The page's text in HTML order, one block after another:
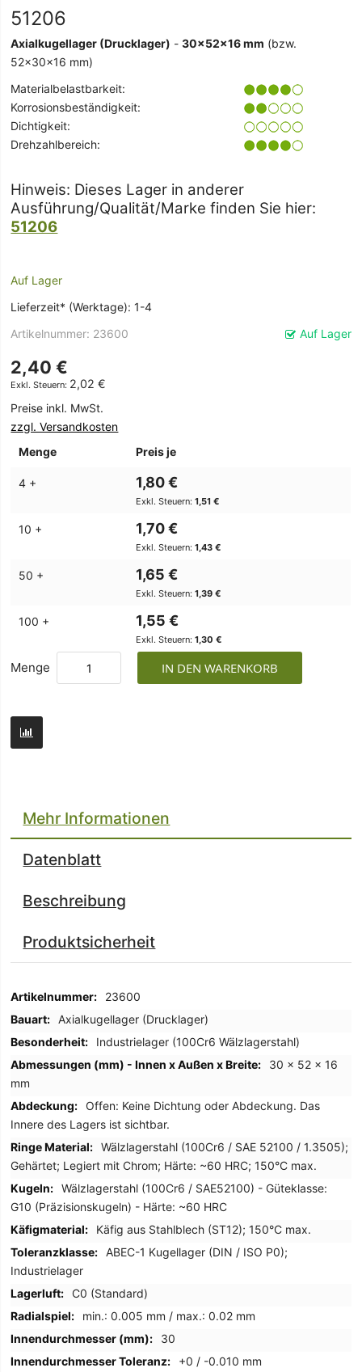
51206
Axialkugellager (Drucklager) -30x52x16 mm (bzw.
52x30x16 mm)
Materialbelastbarkeit:
Korrosionsbeständigkeit:
Dichtigkeit:
Drehzahlbereich:
Hinweis: Dieses Lager in anderer
Ausführung/Qualität/Marke finden Sie hier:
51206
Auf Lager
Lieferzeit* (Werktage): 1-4
Auf Lager
Artikelnummer 23600
2,40 €
2,02 €
Preise inkl. MwSt.
zzgl. Versandkosten
Menge
Preis je
4 + 1,80 €
1,51 €
10 + 1,70 €
1,43 €
50 + 1,65 €
1,39 €
100 + 1,55 €
1,30 €
Menge IN DEN WARENKORB
Mehr Informationen
Datenblatt
Beschreibung
Produktsicherheit
Mehr
Informationen
23600
Axialkugellager (Drucklager)
Industrielager (100Cr6 Wälzlagerstahl)
30 x 52 x 16
mm
Offen: Keine Dichtung oder Abdeckung. Das
Innere des Lagers ist sichtbar.
Wälzlagerstahl (100Cr6 / SAE 52100 / 1.3505);
Gehärtet; Legiert mit Chrom; Härte: ~60 HRC; 150°C max.
Wälzlagerstahl (100Cr6 / SAE52100) - Güteklasse:
G10 (Präzisionskugeln) - Härte: ~60 HRC
Käfig aus Stahlblech (ST12); 150°C max.
ABEC-1 Kugellager (DIN / ISO P0);
Industrielager
C0 (Standard)
min.: 0.005 mm / max.: 0.02 mm
30
+0 / -0.010 mm